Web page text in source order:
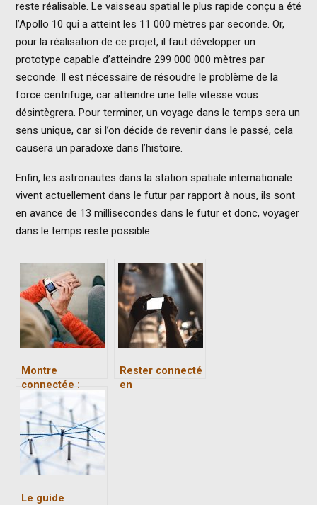
reste réalisable. Le vaisseau spatial le plus rapide conçu a été
l’Apollo 10 qui a atteint les 11 000 mètres par seconde. Or,
pour la réalisation de ce projet, il faut développer un
prototype capable d’atteindre 299 000 000 mètres par
seconde. Il est nécessaire de résoudre le problème de la
force centrifuge, car atteindre une telle vitesse vous
désintègrera. Pour terminer, un voyage dans le temps sera un
sens unique, car si l’on décide de revenir dans le passé, cela
causera un paradoxe dans l’histoire.
Enfin, les astronautes dans la station spatiale internationale
vivent actuellement dans le futur par rapport à nous, ils sont
en avance de 13 millisecondes dans le futur et donc, voyager
dans le temps reste possible.
Montre
connectée :
obligatoire ou
facultative
Rester connecté
en
Le guide